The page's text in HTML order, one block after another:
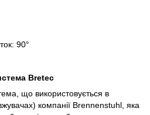
90°
Bretec
що використовується в
компанії Brennenstuhl, яка